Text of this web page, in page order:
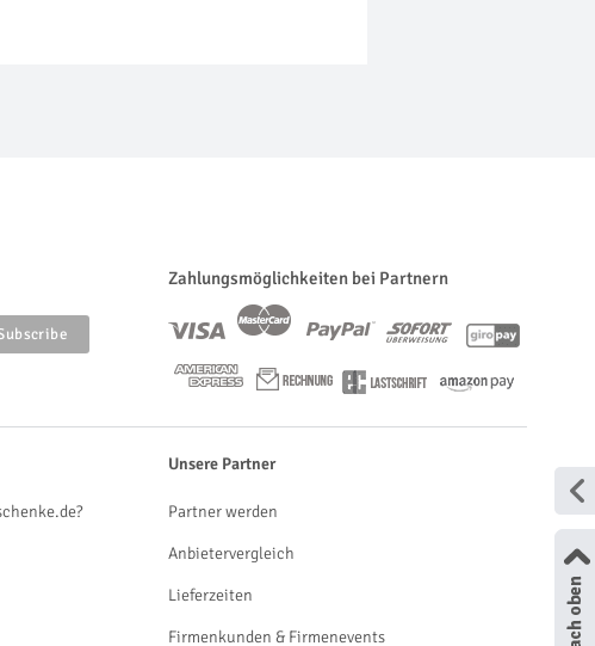
Zahlungsmöglichkeiten bei Partnern
Unsere Partner
Partner werden
Anbietervergleich
Lieferzeiten
Firmenkunden & Firmenevents